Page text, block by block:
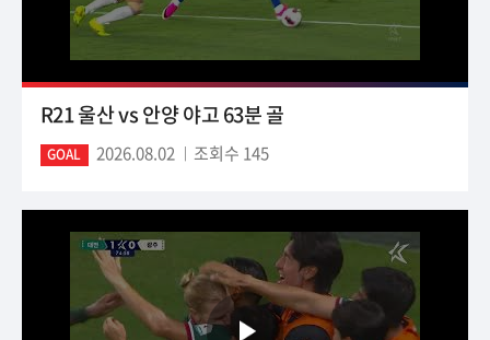
R21 울산 vs 안양 야고 63분 골
GOAL 2026.08.02 조회수 145